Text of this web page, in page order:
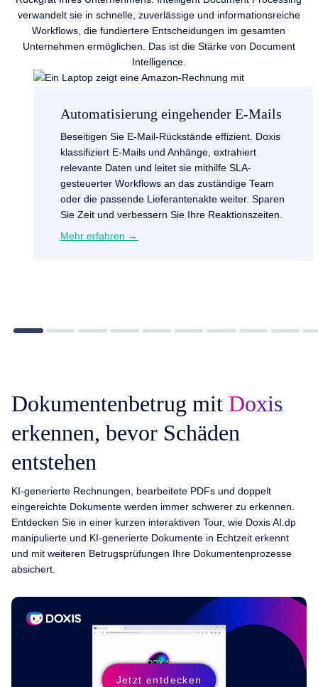
verwandelt sie in schnelle, zuverlässige und informationsreiche
Workflows, die fundiertere Entscheidungen im gesamten
Unternehmen ermöglichen. Das ist die Stärke von Document
Intelligence.
E-Mails
effizient. Doxis
extrahiert
mithilfe SLA-
zuständige Team
weiter. Sparen
Ihre Reaktionszeiten.
Verarbeiten Sie
automatisch. Doxis
IBANs und
Angaben und integriert
wie SAP – für schnellere
Kontrolle.
Dokumentenbetrug mit Doxis
erkennen, bevor Schäden
entstehen
KI-generierte Rechnungen, bearbeitete PDFs und doppelt
eingereichte Dokumente werden immer schwerer zu erkennen.
Entdecken Sie in einer kurzen interaktiven Tour, wie Doxis AI.dp
manipulierte und KI-generierte Dokumente in Echtzeit erkennt
und mit weiteren Betrugsprüfungen Ihre Dokumentenprozesse
absichert.
Jetzt entdecken